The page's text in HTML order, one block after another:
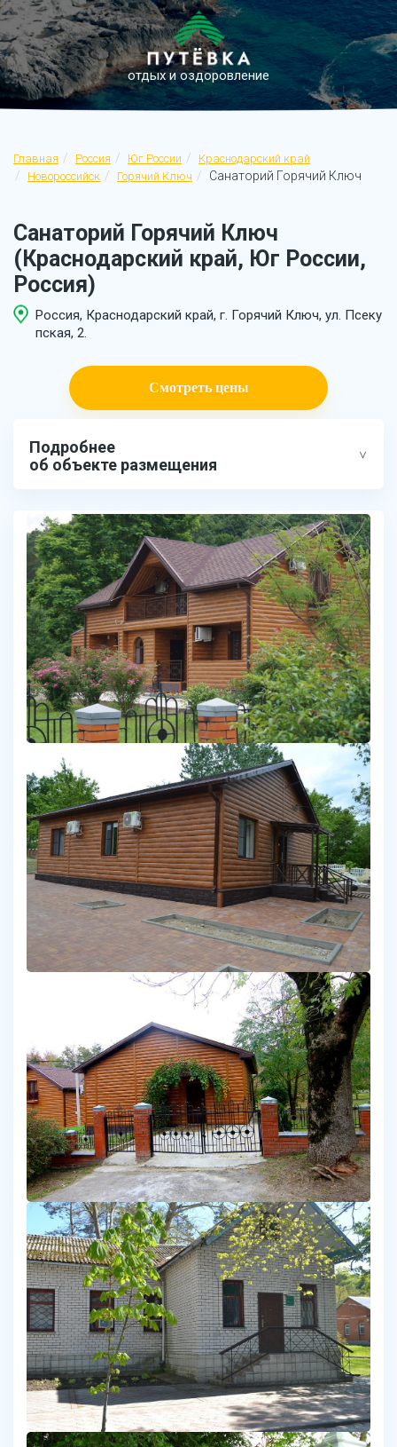
отдых и оздоровление
Главная Россия Юг России
Краснодарский край
Новороссийск
Горячий Ключ Санаторий Горячий Ключ
Санаторий Горячий Ключ
(Краснодарский край, Юг России,
Россия)
Россия, Краснодарский край, г. Горячий Ключ, ул. Псеку
пская, 2.
Смотреть цены
Подробнее
об объекте размещения